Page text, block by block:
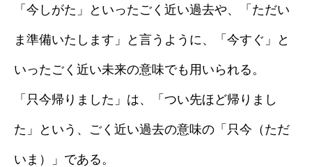
「今しがた」といったごく近い過去や、「ただい
ま準備いたします」と言うように、「今すぐ」と
いったごく近い未来の意味でも用いられる。
「只今帰りました」は、「つい先ほど帰りまし
た」という、ごく近い過去の意味の「只今（ただ
いま）」である。